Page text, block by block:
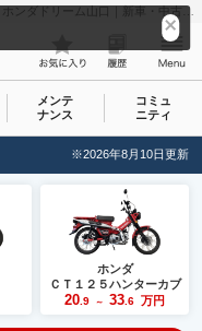
ホンダ(HONDA) ＧＢ３５０Ｓ ２０２５年モデル｜ホンダドリーム山口｜新車・中古バイクなら【グーバイク(GooBike)】
メンテ
ナンス
コミュ
ニティ
※2026年8月10日更新
ホンダ
ＣＴ１２５ハンターカブ
20 .9 ～ 33 .6 万円